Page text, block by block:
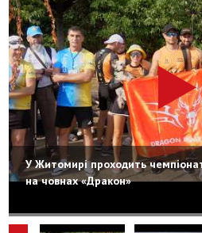
У Житомирі проходить
на човнах «Дракон»